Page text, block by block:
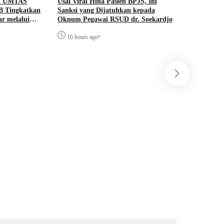
Tingkatkan
melalui
Sanksi yang Dijatuhkan kepada
Oknum Pegawai RSUD dr. Soekardjo
16 hours ago•